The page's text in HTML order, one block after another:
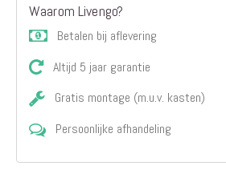
Waarom Livengo?
Betalen bij aflevering
Altijd 5 jaar garantie
Gratis montage (m.u.v. kasten)
Persoonlijke afhandeling